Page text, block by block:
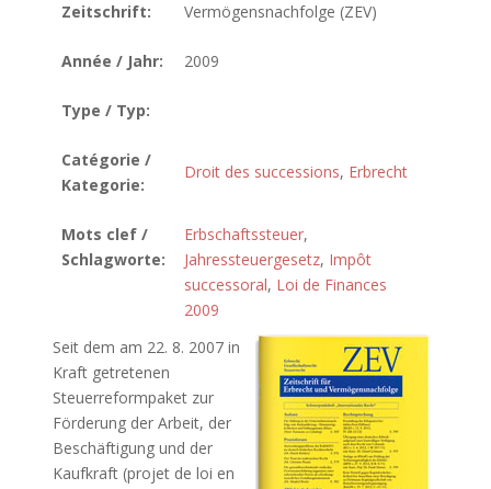
Zeitschrift:
Vermögensnachfolge (ZEV)
Année / Jahr: 2009
Type / Typ:
Catégorie /
Kategorie:
Droit des successions, Erbrecht
Mots clef /
Schlagworte:
Erbschaftssteuer,
Jahressteuergesetz, Impôt
successoral, Loi de Finances
2009
Seit dem am 22. 8. 2007 in
Kraft getretenen
Steuerreformpaket zur
Förderung der Arbeit, der
Beschäftigung und der
Kaufkraft (projet de loi en